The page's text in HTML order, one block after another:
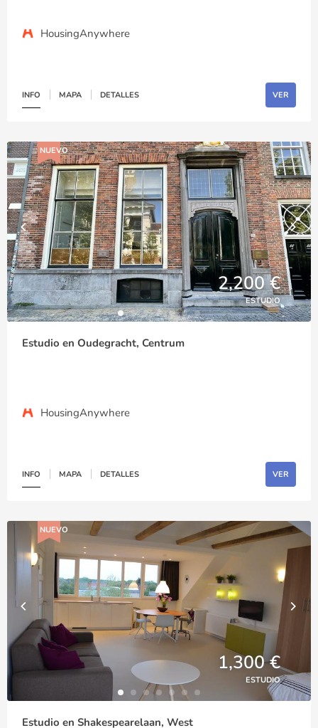
HousingAnywhere
INFO MAPA DETALLES VER
NUEVO
2,200 €
ESTUDIO
Estudio en Oudegracht, Centrum
HousingAnywhere
INFO MAPA DETALLES VER
NUEVO
1,300 €
ESTUDIO
Estudio en Shakespearelaan, West